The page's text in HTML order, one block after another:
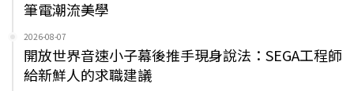
筆電潮流美學
2026-08-07
開放世界音速小子幕後推手現身說法：SEGA工程師
給新鮮人的求職建議